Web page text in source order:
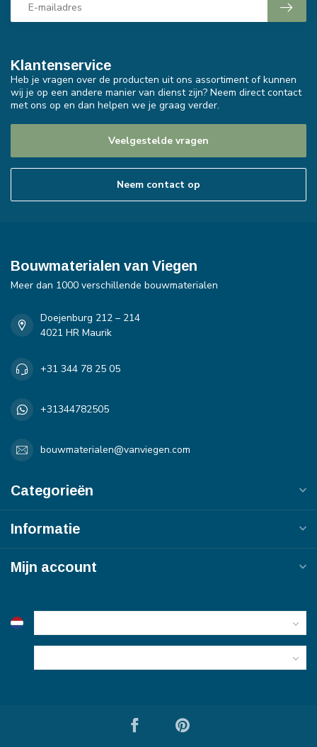
Klantenservice
Heb je vragen over de producten uit ons assortiment of kunnen
wij je op een andere manier van dienst zijn? Neem direct contact
met ons op en dan helpen we je graag verder.
Veelgestelde vragen
Neem contact op
Bouwmaterialen van Viegen
Meer dan 1000 verschillende bouwmaterialen
Doejenburg 212 – 214
4021 HR Maurik
+31 344 78 25 05
+31344782505
bouwmaterialen@vanviegen.com
Categorieën
Informatie
Mijn account